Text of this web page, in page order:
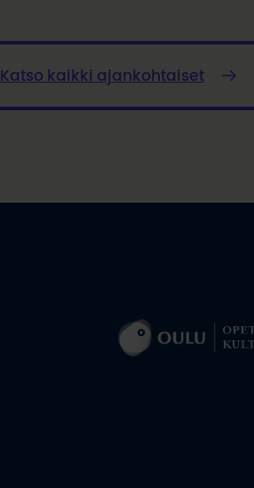
Katso kaikki ajankohtaiset